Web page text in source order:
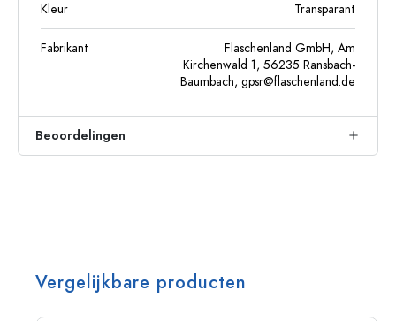
Kleur Transparant
Fabrikant
Flaschenland GmbH, Am
Kirchenwald 1, 56235 Ransbach-
Baumbach, gpsr@flaschenland.de
Beoordelingen
Vergelijkbare producten